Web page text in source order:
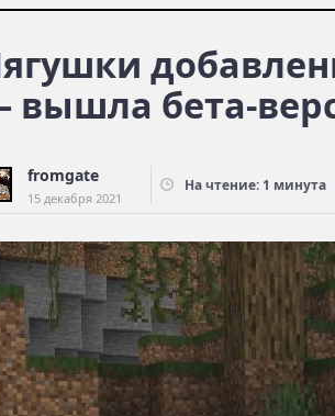
вышла бета-
fromgate
15 декабря 2021
На чтение: 1 минута